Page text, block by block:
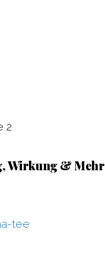
2
Wirkung & Mehr